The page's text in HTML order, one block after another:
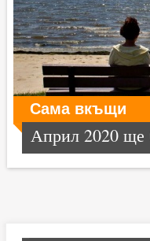
Сама вкъщи
Април 2020 ще